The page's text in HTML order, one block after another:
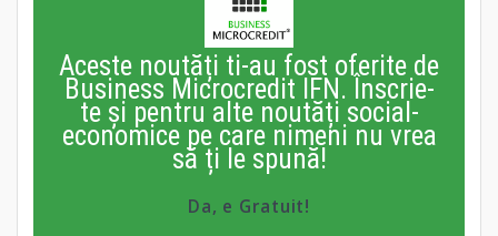
Aceste noutăți ti-au fost oferite de
Business Microcredit IFN. Înscrie-
te și pentru alte noutăți social-
economice pe care nimeni nu vrea
să ți le spună!
Da, e Gratuit!